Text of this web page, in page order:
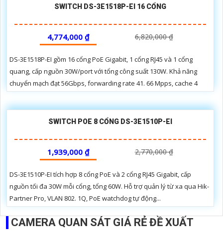
SWITCH DS-3E1518P-EI 16 CỔNG
4,774,000 ₫ 6,820,000 ₫
DS-3E1518P-EI gồm 16 cổng PoE Gigabit, 1 cổng RJ45 và 1 cổng
quang, cấp nguồn 30W/port với tổng công suất 130W. Khả năng
chuyển mạch đạt 56Gbps, forwarding rate 41. 66 Mpps, cache 4
SWITCH POE 8 CỔNG DS-3E1510P-EI
1,939,000 ₫ 2,770,000 ₫
DS-3E1510P-EI tích hợp 8 cổng PoE và 2 cổng RJ45 Gigabit, cấp
nguồn tối đa 30W mỗi cổng, tổng 60W. Hỗ trợ quản lý từ xa qua Hik-
Partner Pro, VLAN 802. 1Q, PoE watchdog tự động...
CAMERA QUAN SÁT GIÁ RẺ ĐỀ XUẤT